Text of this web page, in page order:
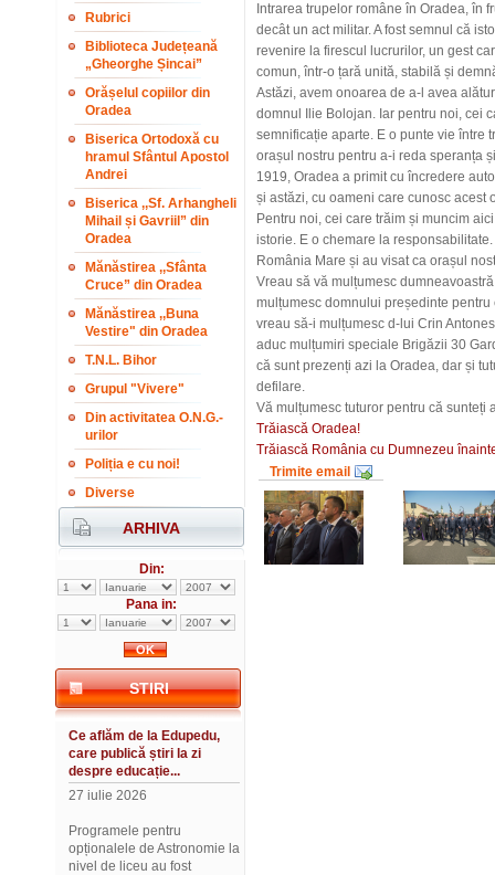
Rubrici
Biblioteca Județeană
„Gheorghe Șincai”
Orășelul copiilor din
Oradea
Biserica Ortodoxă cu
hramul Sfântul Apostol
Andrei
Biserica ,,Sf. Arhangheli
Mihail și Gavriil” din
Oradea
Mănăstirea ,,Sfânta
Cruce” din Oradea
Mănăstirea ,,Buna
Vestire" din Oradea
T.N.L. Bihor
Grupul "Vivere"
Din activitatea O.N.G.-
urilor
Poliția e cu noi!
Diverse
ARHIVA
Din:
Pana in:
STIRI
Ce aflăm de la Edupedu,
care publică știri la zi
despre educație...
27 iulie 2026
Programele pentru
opționalele de Astronomie la
nivel de liceu au fost
Intrarea trupelor române în Oradea, în
decât un act militar. A fost semnul că
revenire la firescul lucrurilor, un gest
comun, într-o țară unită, stabilă și
Astăzi, avem onoarea de a-l avea
domnul Ilie Bolojan. Iar pentru noi, cei
semnificație aparte. E o punte vie între
orașul nostru pentru a-i reda speranța
1919, Oradea a primit cu încredere
și astăzi, cu oameni care cunosc acest
Pentru noi, cei care trăim și muncim
istorie. E o chemare la
România Mare și au visat ca orașul
Vreau să vă mulțumesc
mulțumesc domnului președinte
vreau să-i mulțumesc d-lui Crin
aduc mulțumiri speciale Brigăzii 30
că sunt prezenți azi la Oradea, dar și
defilare.
Vă mulțumesc tuturor pentru că sunteți
Trăiască Oradea!
Trăiască România cu Dumnezeu
Trimite email